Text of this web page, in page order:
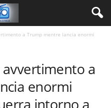
a Trump mentre lancia enormi
avvertimento a
enormi
intorno a